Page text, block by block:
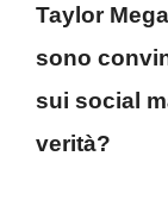
Taylor
sono
sui social
verità?